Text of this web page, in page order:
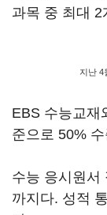
과목 중 최대
지난 4
EBS 수능교재
준으로 50%
수능 응시원서
까지다. 성적